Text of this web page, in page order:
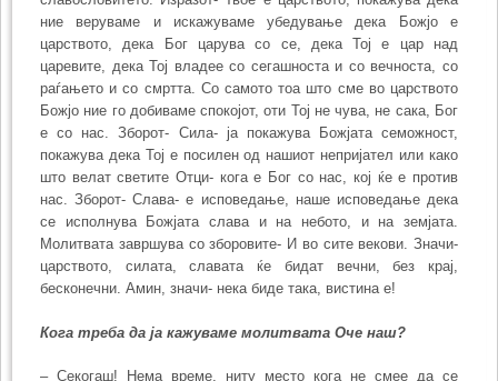
ние веруваме и искажуваме убедување дека Божјо е
царството, дека Бог царува со се, дека Тој е цар над
царевите, дека Тој владее со сегашноста и со вечноста, со
раѓањето и со смртта. Со самото тоа што сме во царството
Божјо ние го добиваме спокојот, оти Тој не чува, не сака, Бог
е со нас. Зборот- Сила- ја покажува Божјата семожност,
покажува дека Тој е посилен од нашиот непријател или како
што велат светите Отци- кога е Бог со нас, кој ќе е против
нас. Зборот- Слава- е исповедање, наше исповедање дека
се исполнува Божјата слава и на небото, и на земјата.
Молитвата завршува со зборовите- И во сите векови. Значи-
царството, силата, славата ќе бидат вечни, без крај,
бесконечни. Амин, значи- нека биде така, вистина е!
Кога треба да ја кажуваме молитвата Оче наш?
– Секогаш! Нема време, ниту место кога не смее да се